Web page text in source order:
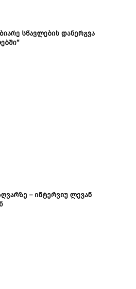
სწავლების დანერგვა
– ინტერვიუ ლევან